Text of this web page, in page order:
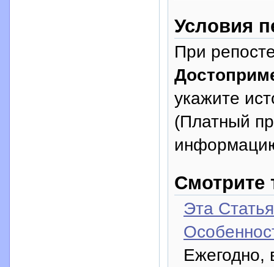
Условия
При
укажите
(Платный
Смотрите
Эта
Ежегодно,